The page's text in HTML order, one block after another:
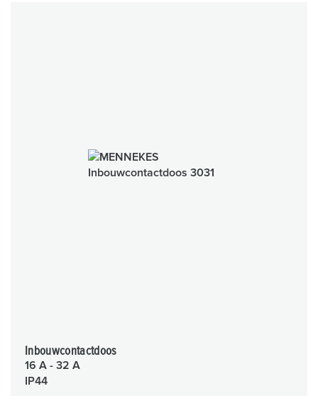
Inbouwcontactdoos
16 A - 32 A
IP44